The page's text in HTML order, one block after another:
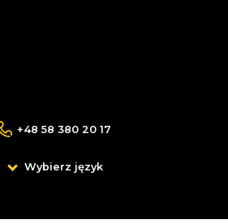
+48 58 380 20 17
Wybierz język